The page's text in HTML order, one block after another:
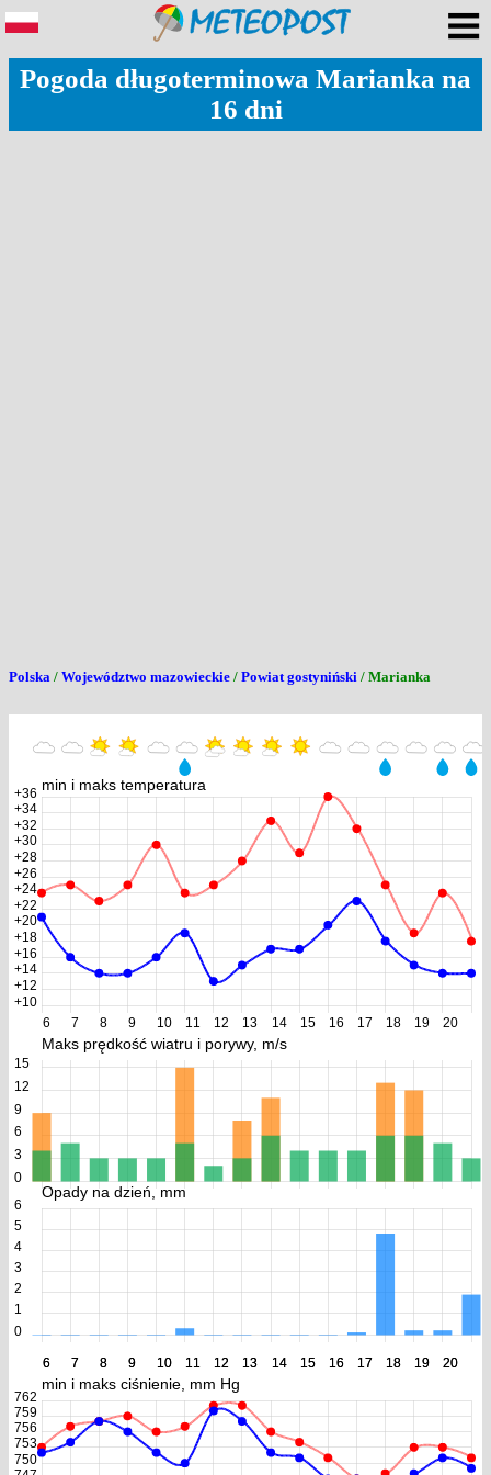
Pogoda długoterminowa Marianka na
16 dni
Polska / Województwo mazowieckie / Powiat gostyniński / Marianka
min i maks temperatura
6 7 8 9 10 11 12 13 14 15 16 17 18 19 20
+10
+12
+14
+16
+18
+20
+22
+24
+26
+28
+30
+32
+34
+36
Maks prędkość wiatru i porywy, m/s
6 7 8 9 10 11 12 13 14 15 16 17 18 19 20
0
3
6
9
12
15
Opady na dzień, mm
6 7 8 9 10 11 12 13 14 15 16 17 18 19 20
0
1
2
3
4
5
6
min i maks ciśnienie, mm Hg
750
753
756
759
762